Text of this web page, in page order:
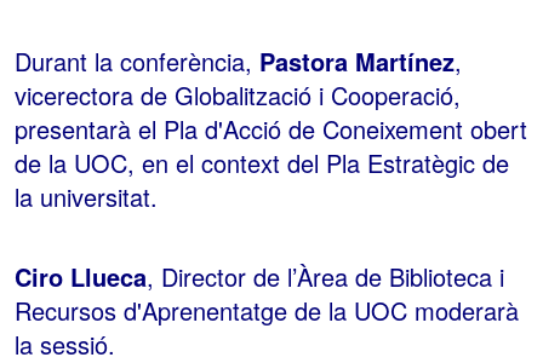
Durant la conferència, Pastora Martínez,
vicerectora de Globalització i Cooperació,
presentarà el Pla d'Acció de Coneixement obert
de la UOC, en el context del Pla Estratègic de
la universitat.
Ciro Llueca, Director de l’Àrea de Biblioteca i
Recursos d'Aprenentatge de la UOC moderarà
la sessió.